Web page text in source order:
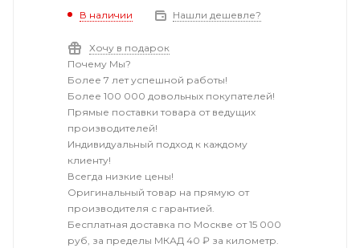
В наличии Нашли дешевле?
Хочу в подарок
Почему Мы?
Более 7 лет успешной работы!
Более 100 000 довольных покупателей!
Прямые поставки товара от ведущих
производителей!
Индивидуальный подход к каждому
клиенту!
Всегда низкие цены!
Оригинальный товар на прямую от
производителя с гарантией.
Бесплатная доставка по Москве от 15 000
руб, за пределы МКАД 40 ₽ за километр.